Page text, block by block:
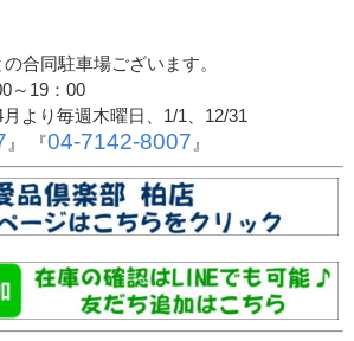
合同駐車場ございます。
～19：00
より毎週木曜日、1/1、12/31
』 『04-7142-8007 』